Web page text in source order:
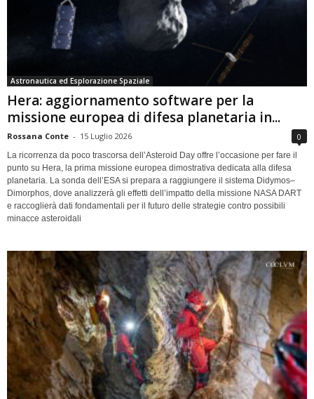
Astronautica ed Esplorazione Spaziale
Hera: aggiornamento software per la
missione europea di difesa planetaria in...
Rossana Conte - 15 Luglio 2026 0
La ricorrenza da poco trascorsa dell’Asteroid Day offre l’occasione per fare il
punto su Hera, la prima missione europea dimostrativa dedicata alla difesa
planetaria. La sonda dell’ESA si prepara a raggiungere il sistema Didymos–
Dimorphos, dove analizzerà gli effetti dell’impatto della missione NASA DART
e raccoglierà dati fondamentali per il futuro delle strategie contro possibili
minacce asteroidali